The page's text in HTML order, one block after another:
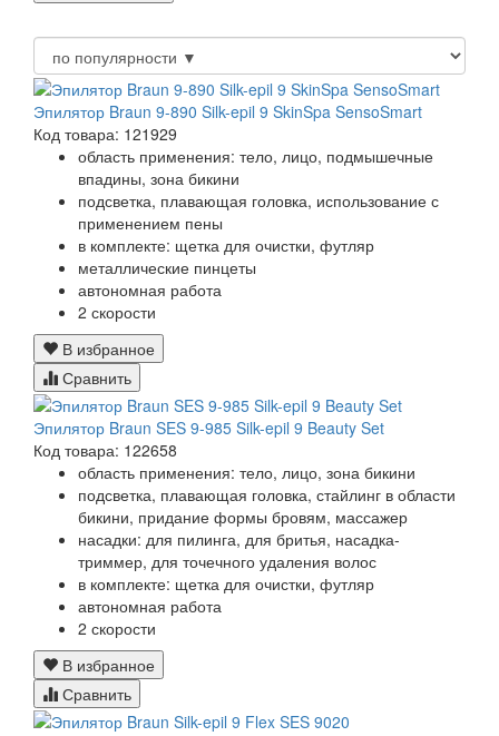
Эпилятор Braun 9-890 Silk-epil 9 SkinSpa SensoSmart
Код товара: 121929
область применения: тело, лицо, подмышечные
впадины, зона бикини
подсветка, плавающая головка, использование с
применением пены
в комплекте: щетка для очистки, футляр
металлические пинцеты
автономная работа
2 скорости
В избранное
Сравнить
Эпилятор Braun SES 9-985 Silk-epil 9 Beauty Set
Код товара: 122658
область применения: тело, лицо, зона бикини
подсветка, плавающая головка, стайлинг в области
бикини, придание формы бровям, массажер
насадки: для пилинга, для бритья, насадка-
триммер, для точечного удаления волос
в комплекте: щетка для очистки, футляр
автономная работа
2 скорости
В избранное
Сравнить